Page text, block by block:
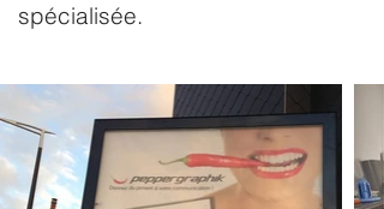
spécialisée.